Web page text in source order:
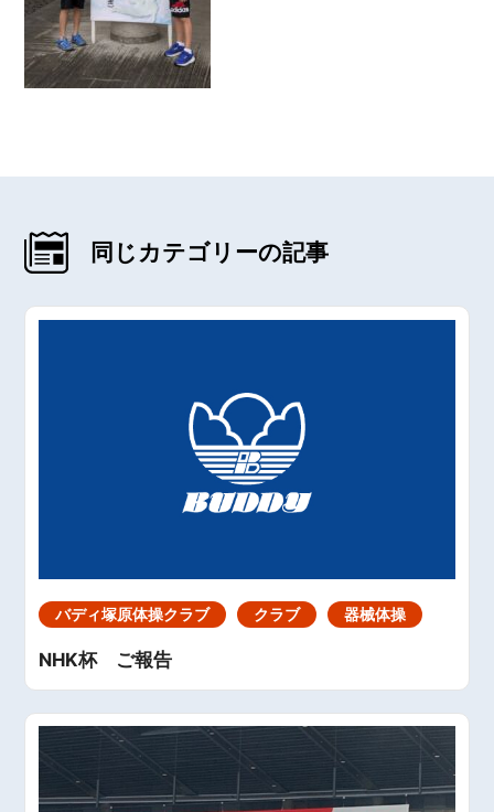
同じカテゴリーの記事
バディ塚原体操クラブ クラブ 器械体操
NHK杯 ご報告